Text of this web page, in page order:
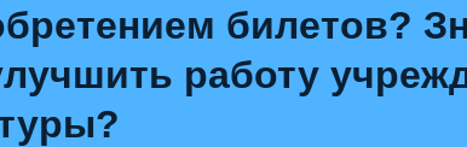
билетов?
работу